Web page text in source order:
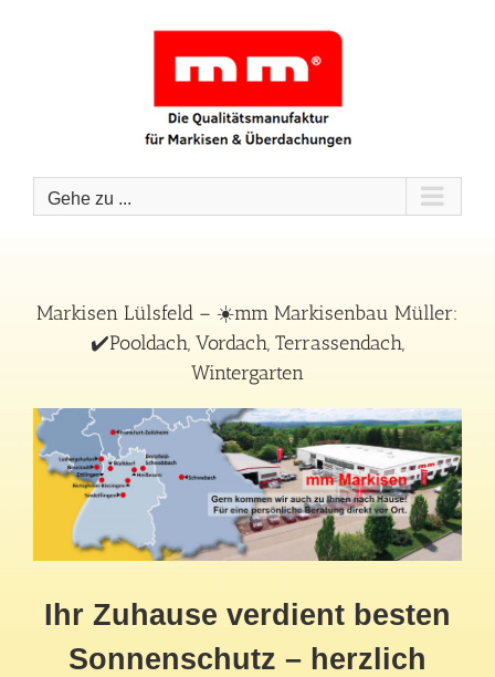
Gehe zu ...
Markisen Lülsfeld – ☀️mm Markisenbau Müller:
✔️Pooldach, Vordach, Terrassendach,
Wintergarten
Ihr Zuhause verdient besten
Sonnenschutz – herzlich